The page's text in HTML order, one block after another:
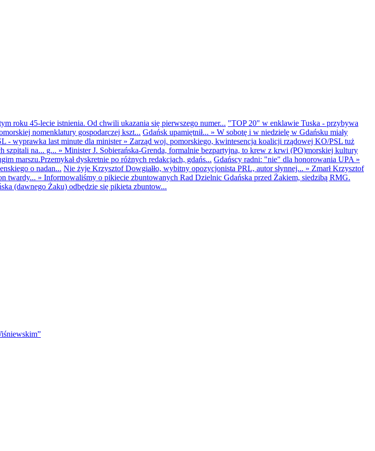
roku 45-lecie istnienia. Od chwili ukazania się pierwszego numer... "TOP 20" w enklawie Tuska - przybywa
nomenklatury gospodarczej kszt... Gdańsk upamiętnił... » W sobotę i w niedzielę w Gdańsku miały
- wyprawka last minute dla minister» Zarząd woj. pomorskiego, kwintesencja koalicji rządowej KO/PSL tuż
szpitali na... g... » Minister J. Sobierańska-Grenda, formalnie bezpartyjna, to krew z krwi (PO)morskiej kultury
marszu.Przemykał dyskretnie po różnych redakcjach, gdańs... Gdańscy radni: "nie" dla honorowania UPA »
o nadan... Nie żyje Krzysztof Dowgiałło, wybitny opozycjonista PRL, autor słynnej... » Zmarł Krzysztof
twardy... » Informowaliśmy o pikiecie zbuntowanych Rad Dzielnic Gdańska przed Żakiem, siedzibą RMG.
(dawnego Żaku) odbędzie się pikieta zbuntow...